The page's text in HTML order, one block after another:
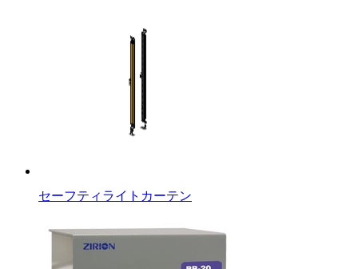
セーフティライトカーテン